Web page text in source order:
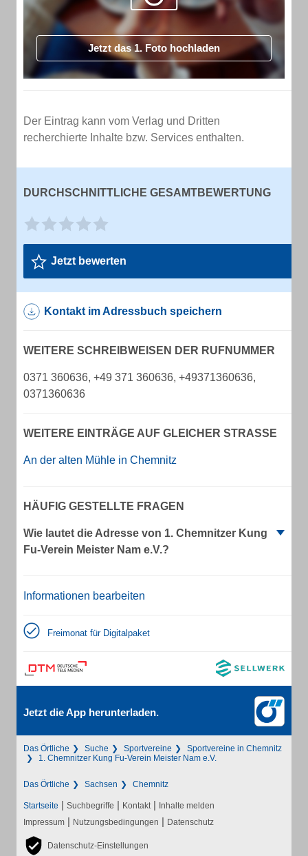
Jetzt das 1. Foto hochladen
Der Eintrag kann vom Verlag und Dritten
recherchierte Inhalte bzw. Services enthalten.
DURCHSCHNITTLICHE GESAMTBEWERTUNG
Jetzt bewerten
Kontakt im Adressbuch speichern
WEITERE SCHREIBWEISEN DER RUFNUMMER
0371 360636, +49 371 360636, +49371360636,
0371360636
WEITERE EINTRÄGE AUF GLEICHER STRASSE
An der alten Mühle in Chemnitz
HÄUFIG GESTELLTE FRAGEN
Wie lautet die Adresse von 1. Chemnitzer Kung
Fu-Verein Meister Nam e.V.?
Informationen bearbeiten
Freimonat für Digitalpaket
Jetzt die App herunterladen.
Das Örtliche Suche Sportvereine
Sportvereine in Chemnitz
1. Chemnitzer Kung Fu-Verein Meister Nam e.V.
Das Örtliche Sachsen Chemnitz
Startseite | Suchbegriffe | Kontakt | Inhalte melden
Impressum | Nutzungsbedingungen | Datenschutz
Datenschutz-Einstellungen